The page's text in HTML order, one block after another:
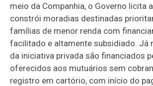
meio da Companhia, o Governo licita
constrói moradias destinadas
famílias de menor renda com
facilitado e altamente subsidiado. Já
da iniciativa privada são financiados
oferecidos aos mutuários sem
registro em cartório, com início do